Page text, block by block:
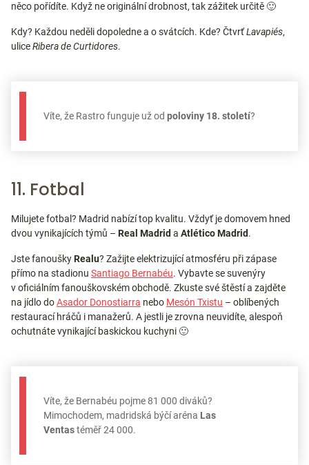
něco pořídíte. Když ne originální drobnost, tak zážitek určitě 🙂
Kdy? Každou neděli dopoledne a o svátcích. Kde? ČtvrťLavapiés,
uliceRibera de Curtidores.
Víte, že Rastro funguje už od poloviny 18. století?
11. Fotbal
Milujete fotbal? Madrid nabízí top kvalitu. Vždyť je domovem hned
dvou vynikajících týmů – Real Madrid a Atlético Madrid.
Jste fanouškyRealu? Zažijte elektrizující atmosféru při zápase
přímo na stadionu Santiago Bernabéu. Vybavte se suvenýry
v oficiálním fanouškovském obchodě. Zkuste své štěstí a zajděte
na jídlo doAsador Donostiarra nebo Mesón Txistu – oblíbených
restaurací hráčů i manažerů. A jestli je zrovna neuvidíte, alespoň
ochutnáte vynikající baskickou kuchyni 🙂
Víte, že Bernabéu pojme 81 000 diváků?
Mimochodem, madridská býčí aréna Las
Ventastéměř 24 000.